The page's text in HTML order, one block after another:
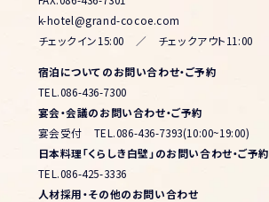
k-hotel@grand-cocoe.com
チェックイン15:00 ／ チェックアウト11:00
宿泊についてのお問い合わせ・ご予約
TEL.086-436-7300
宴会・会議のお問い合わせ・ご予約
宴会受付 TEL.086-436-7393(10:00~19:00)
日本料理「くらしき白壁」のお問い合わせ・ご予約
TEL.086-425-3336
人材採用・その他のお問い合わせ